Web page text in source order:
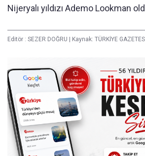
Nijeryalı yıldızı Ademo Lookman
Editör : SEZER DOĞRU Kaynak: TÜRKİYE